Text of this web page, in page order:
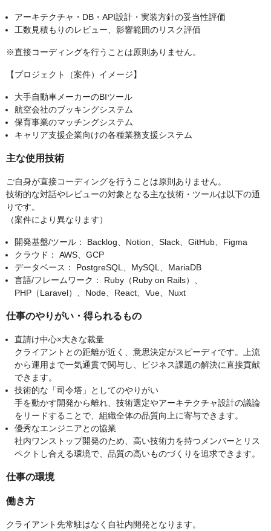
アーキテクチャ・DB・API設計・実装方針の妥当性評価
工数見積もりのレビュー、影響範囲のリスク評価
※直接コーディングを行うことは原則ありません。
【プロジェクト（案件）イメージ】
大手自動車メーカーのBIツール
航空会社のブッキングシステム
保育事業のマッチングシステム
キャリア支援企業向けの各種業務支援システム
主な使用技術
ご自身が直接コーディングを行うことは原則ありません。
技術的な対話やレビューの対象となる主な技術・ツールは以下の通
りです。
（案件により異なります）
開発基盤/ツール： Backlog、Notion、Slack、GitHub、Figma
クラウド： AWS、GCP
データベース： PostgreSQL、MySQL、MariaDB
言語/フレームワーク： Ruby（Ruby on Rails）、
PHP（Laravel）、Node、React、Vue、Nuxt
仕事のやりがい・得られるもの
直請け中心×大きな裁量
クライアントとの距離が近く、意思決定がスピーディです。上流
から運用まで一気通貫で関与し、ビジネス課題の解決に直接貢献
できます。
技術的な「司令塔」としてのやりがい
手を動かす開発から離れ、技術選定やアーキテクチャ設計の議論
をリードすることで、組織全体の品質向上に寄与できます。
優秀なエンジニアとの協業
社内ワンストップ開発のため、高い技術力を持つメンバーとリス
ペクトし合える環境で、品質の高いものづくりを追求できます。
仕事の環境
働き方
クライアント先常駐はなく自社内開発となります。